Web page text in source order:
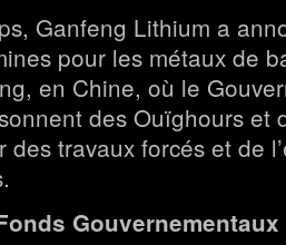
Ganfeng Lithium a
pour les métaux de
en Chine, où le
des Ouïghours et
des travaux forcés et de
Gouvernementaux